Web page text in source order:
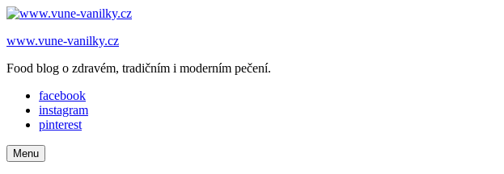
www.vune-vanilky.cz
Food blog o zdravém, tradičním i moderním pečení.
facebook
instagram
pinterest
Search
Menu